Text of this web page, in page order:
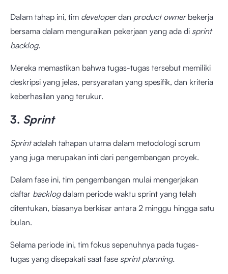
Dalam tahap ini, tim developerdan product ownerbekerja
bersama dalam menguraikan pekerjaan yang ada di sprint
backlog.
Mereka memastikan bahwa tugas-tugas tersebut memiliki
deskripsi yang jelas, persyaratan yang spesifik, dan kriteria
keberhasilan yang terukur.
3. Sprint
Sprintadalah tahapan utama dalam metodologi scrum
yang juga merupakan inti dari pengembangan proyek.
Dalam fase ini, tim pengembangan mulai mengerjakan
daftar backlogdalam periode waktu sprint yang telah
ditentukan, biasanya berkisar antara 2 minggu hingga satu
bulan.
Selama periode ini, tim fokus sepenuhnya pada tugas-
tugas yang disepakati saat fase sprint planning.